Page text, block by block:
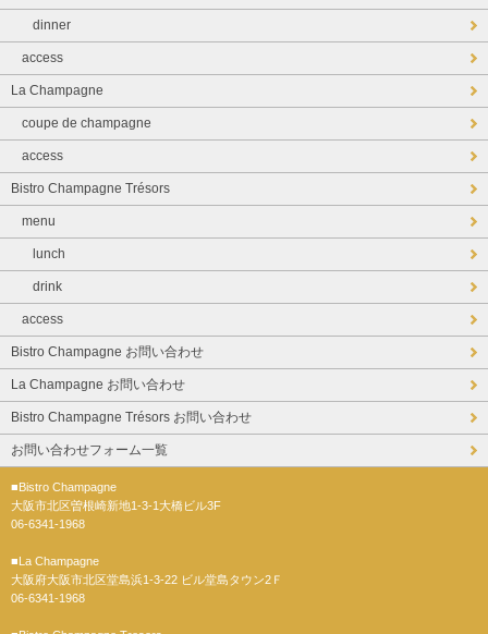
dinner
access
La Champagne
coupe de champagne
access
Bistro Champagne Trésors
menu
lunch
drink
access
Bistro Champagne お問い合わせ
La Champagne お問い合わせ
Bistro Champagne Trésors お問い合わせ
お問い合わせフォーム一覧
■Bistro Champagne
大阪市北区曽根崎新地1-3-1大橋ビル3F
06-6341-1968
■La Champagne
大阪府大阪市北区堂島浜1-3-22 ビル堂島タウン2Ｆ
06-6341-1968